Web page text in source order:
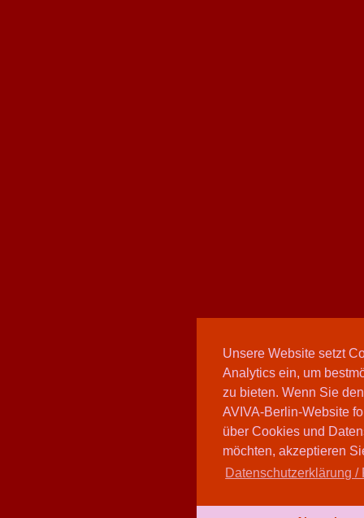
Unsere Website setzt
Analytics ein, um
zu bieten. Wenn Sie
AVIVA-Berlin-Website
über Cookies und
möchten, akzeptieren
Datenschutzerklärung /